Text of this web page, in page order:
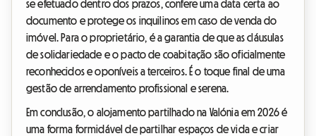
se efetuado dentro dos prazos, confere uma data certa ao
documento e protege os inquilinos em caso de venda do
imóvel. Para o proprietário, é a garantia de que as cláusulas
de solidariedade e o pacto de coabitação são oficialmente
reconhecidos e oponíveis a terceiros. É o toque final de uma
gestão de arrendamento profissional e serena.
Em conclusão, o alojamento partilhado na Valónia em 2026 é
uma forma formidável de partilhar espaços de vida e criar